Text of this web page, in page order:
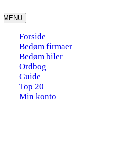
to
content
MENU
Forside
Bedøm firmaer
Bedøm biler
Ordbog
Guide
Top 20
Min konto